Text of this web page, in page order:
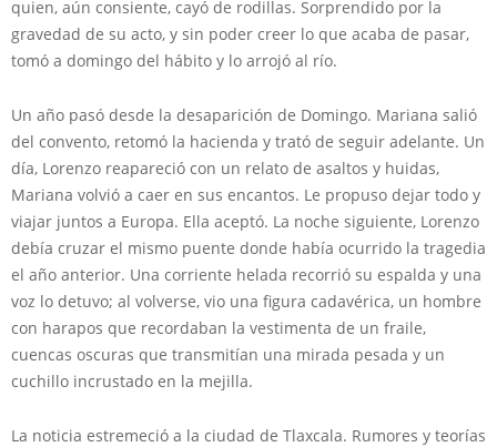
quien, aún consiente, cayó de rodillas. Sorprendido por la
gravedad de su acto, y sin poder creer lo que acaba de pasar,
tomó a domingo del hábito y lo arrojó al río.
Un año pasó desde la desaparición de Domingo. Mariana salió
del convento, retomó la hacienda y trató de seguir adelante. Un
día, Lorenzo reapareció con un relato de asaltos y huidas,
Mariana volvió a caer en sus encantos. Le propuso dejar todo y
viajar juntos a Europa. Ella aceptó. La noche siguiente, Lorenzo
debía cruzar el mismo puente donde había ocurrido la tragedia
el año anterior. Una corriente helada recorrió su espalda y una
voz lo detuvo; al volverse, vio una figura cadavérica, un hombre
con harapos que recordaban la vestimenta de un fraile,
cuencas oscuras que transmitían una mirada pesada y un
cuchillo incrustado en la mejilla.
La noticia estremeció a la ciudad de Tlaxcala. Rumores y teorías